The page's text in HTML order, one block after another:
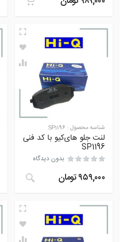
شناسه محصول : SP1196
لنت جلو های‌کیو با کد فنی
SP1196
بدون دیدگاه
۹۵۹,۰۰۰تومان